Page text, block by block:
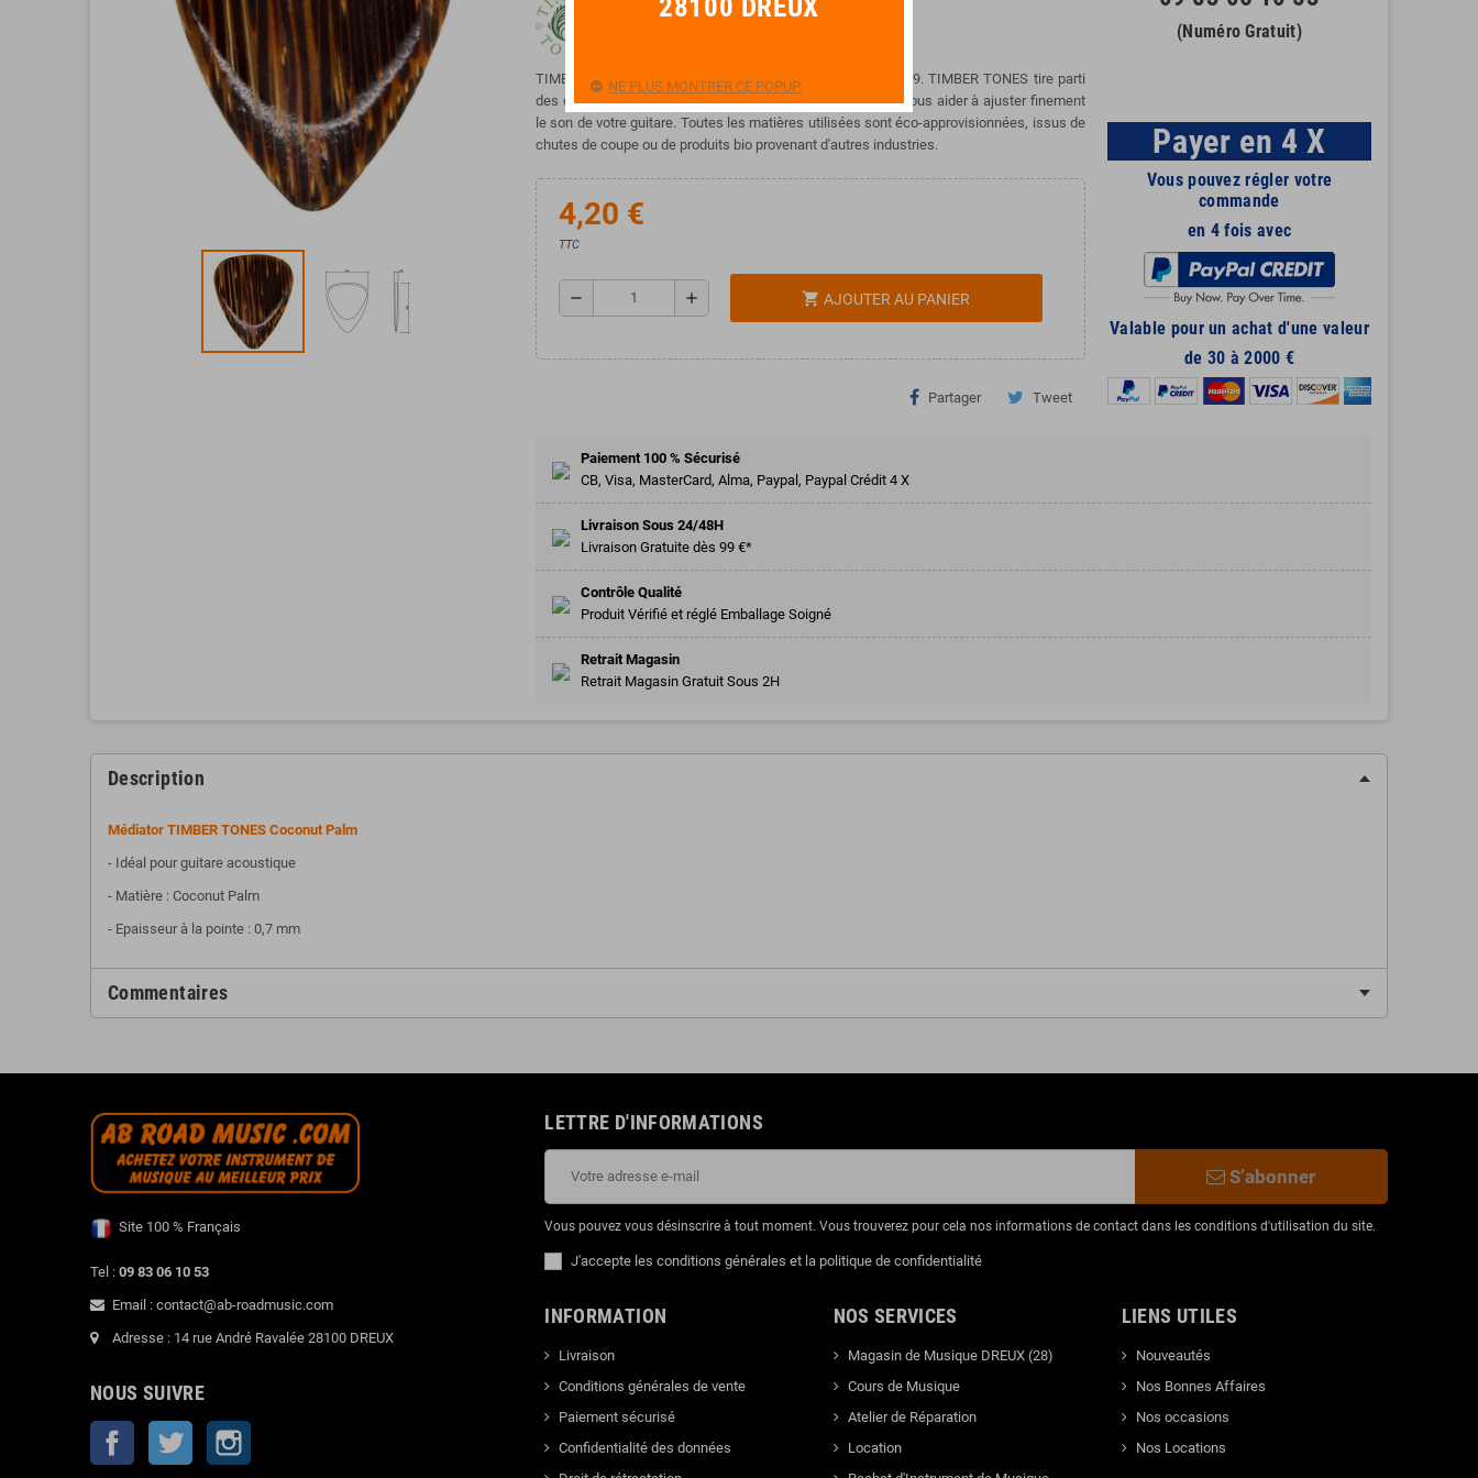
TIMBER TONES fabrique des médiators de luxe depuis 2009. TIMBER TONES tire parti
des caractéristiques tonales des matières naturelles pour vous aider à ajuster finement
le son de votre guitare. Toutes les matières utilisées sont éco-approvisionnées, issus de
chutes de coupe ou de produits bio provenant d'autres industries.
4,20 €
TTC
remove add shopping_cart AJOUTER AU PANIER
Partager Tweet
(Numéro Gratuit)
Payer en 4 X
Vous pouvez régler votre
commande
en 4 fois avec
Valable pour un achat d'une valeur
de 30 à 2000 €
Paiement 100 % Sécurisé
CB, Visa, MasterCard, Alma, Paypal, Paypal Crédit 4 X
Livraison Sous 24/48H
Livraison Gratuite dès 99 €*
Contrôle Qualité
Produit Vérifié et réglé Emballage Soigné
Retrait Magasin
Retrait Magasin Gratuit Sous 2H
Description
Médiator TIMBER TONES Coconut Palm
- Idéal pour guitare acoustique
- Matière : Coconut Palm
- Epaisseur à la pointe : 0,7 mm
Commentaires
Site 100 % Français
Tel : 09 83 06 10 53
Email : contact@ab-roadmusic.com
Adresse : 14 rue André Ravalée 28100 DREUX
NOUS SUIVRE
Facebook Twitter
LETTRE D'INFORMATIONS
S’abonner
Vous pouvez vous désinscrire à tout moment. Vous trouverez pour cela nos informations de contact dans les conditions d'utilisation du site.
J'accepte les conditions générales et la politique de confidentialité
INFORMATION
Livraison
Conditions générales de vente
Paiement sécurisé
Confidentialité des données
NOS SERVICES
Magasin de Musique DREUX (28)
Cours de Musique
Atelier de Réparation
Location
LIENS UTILES
Nouveautés
Nos Bonnes Affaires
Nos occasions
Nos Locations
28100 DREUX
NE PLUS MONTRER CE POPUP.